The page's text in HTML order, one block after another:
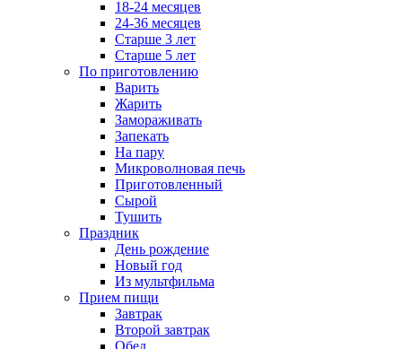
18-24 месяцев
24-36 месяцев
Старше 3 лет
Старше 5 лет
По приготовлению
Варить
Жарить
Замораживать
Запекать
На пару
Микроволновая печь
Приготовленный
Сырой
Тушить
Праздник
День рождение
Новый год
Из мультфильма
Прием пищи
Завтрак
Второй завтрак
Обед